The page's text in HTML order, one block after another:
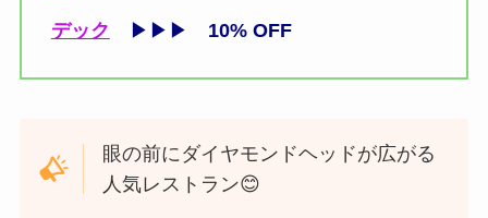
デック ▶▶▶ 10% OFF
眼の前にダイヤモンドヘッドが広がる
人気レストラン😊